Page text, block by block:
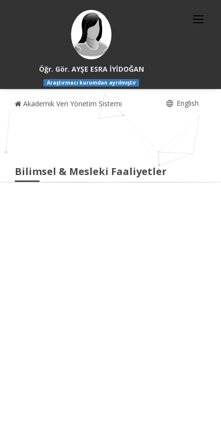
Öğr. Gör. AYŞE ESRA İYİDOĞAN
Araştırmacı kurumdan ayrılmıştır
Akademik Veri Yönetim Sistemi English
Bilimsel & Mesleki Faaliyetler